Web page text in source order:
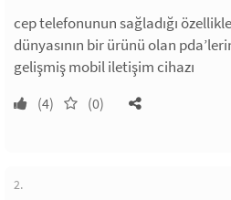
cep telefonunun sağladığı
dünyasının bir ürünü olan
gelişmiş mobil iletişim cihazı
(4) (0)
2.